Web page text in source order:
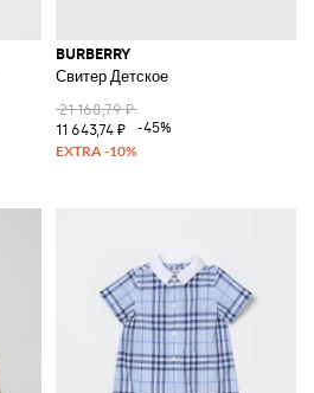
BURBERRY
Свитер Детское
21 168,79 ₽
11 643,74 ₽
-45%